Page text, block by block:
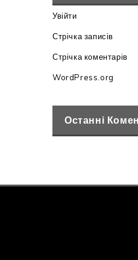
Увійти
Стрічка записів
Стрічка коментарів
WordPress.org
Останні